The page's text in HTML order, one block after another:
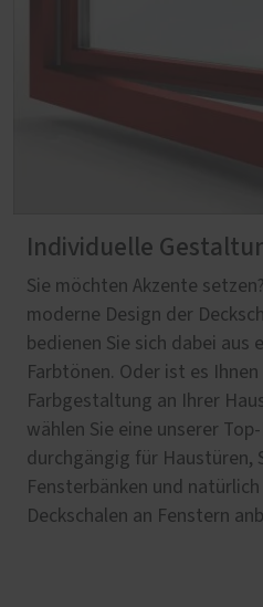
Individuelle
Sie möchten Akzente
moderne Design der
bedienen Sie sich dabei aus
Farbtönen. Oder ist es
Farbgestaltung an Ihrer
wählen Sie eine unserer Top-
durchgängig für Haustüren,
Fensterbänken und
Deckschalen an Fenstern